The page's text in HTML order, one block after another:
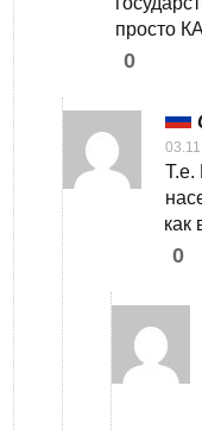
просто
0
Т.е.
как
0